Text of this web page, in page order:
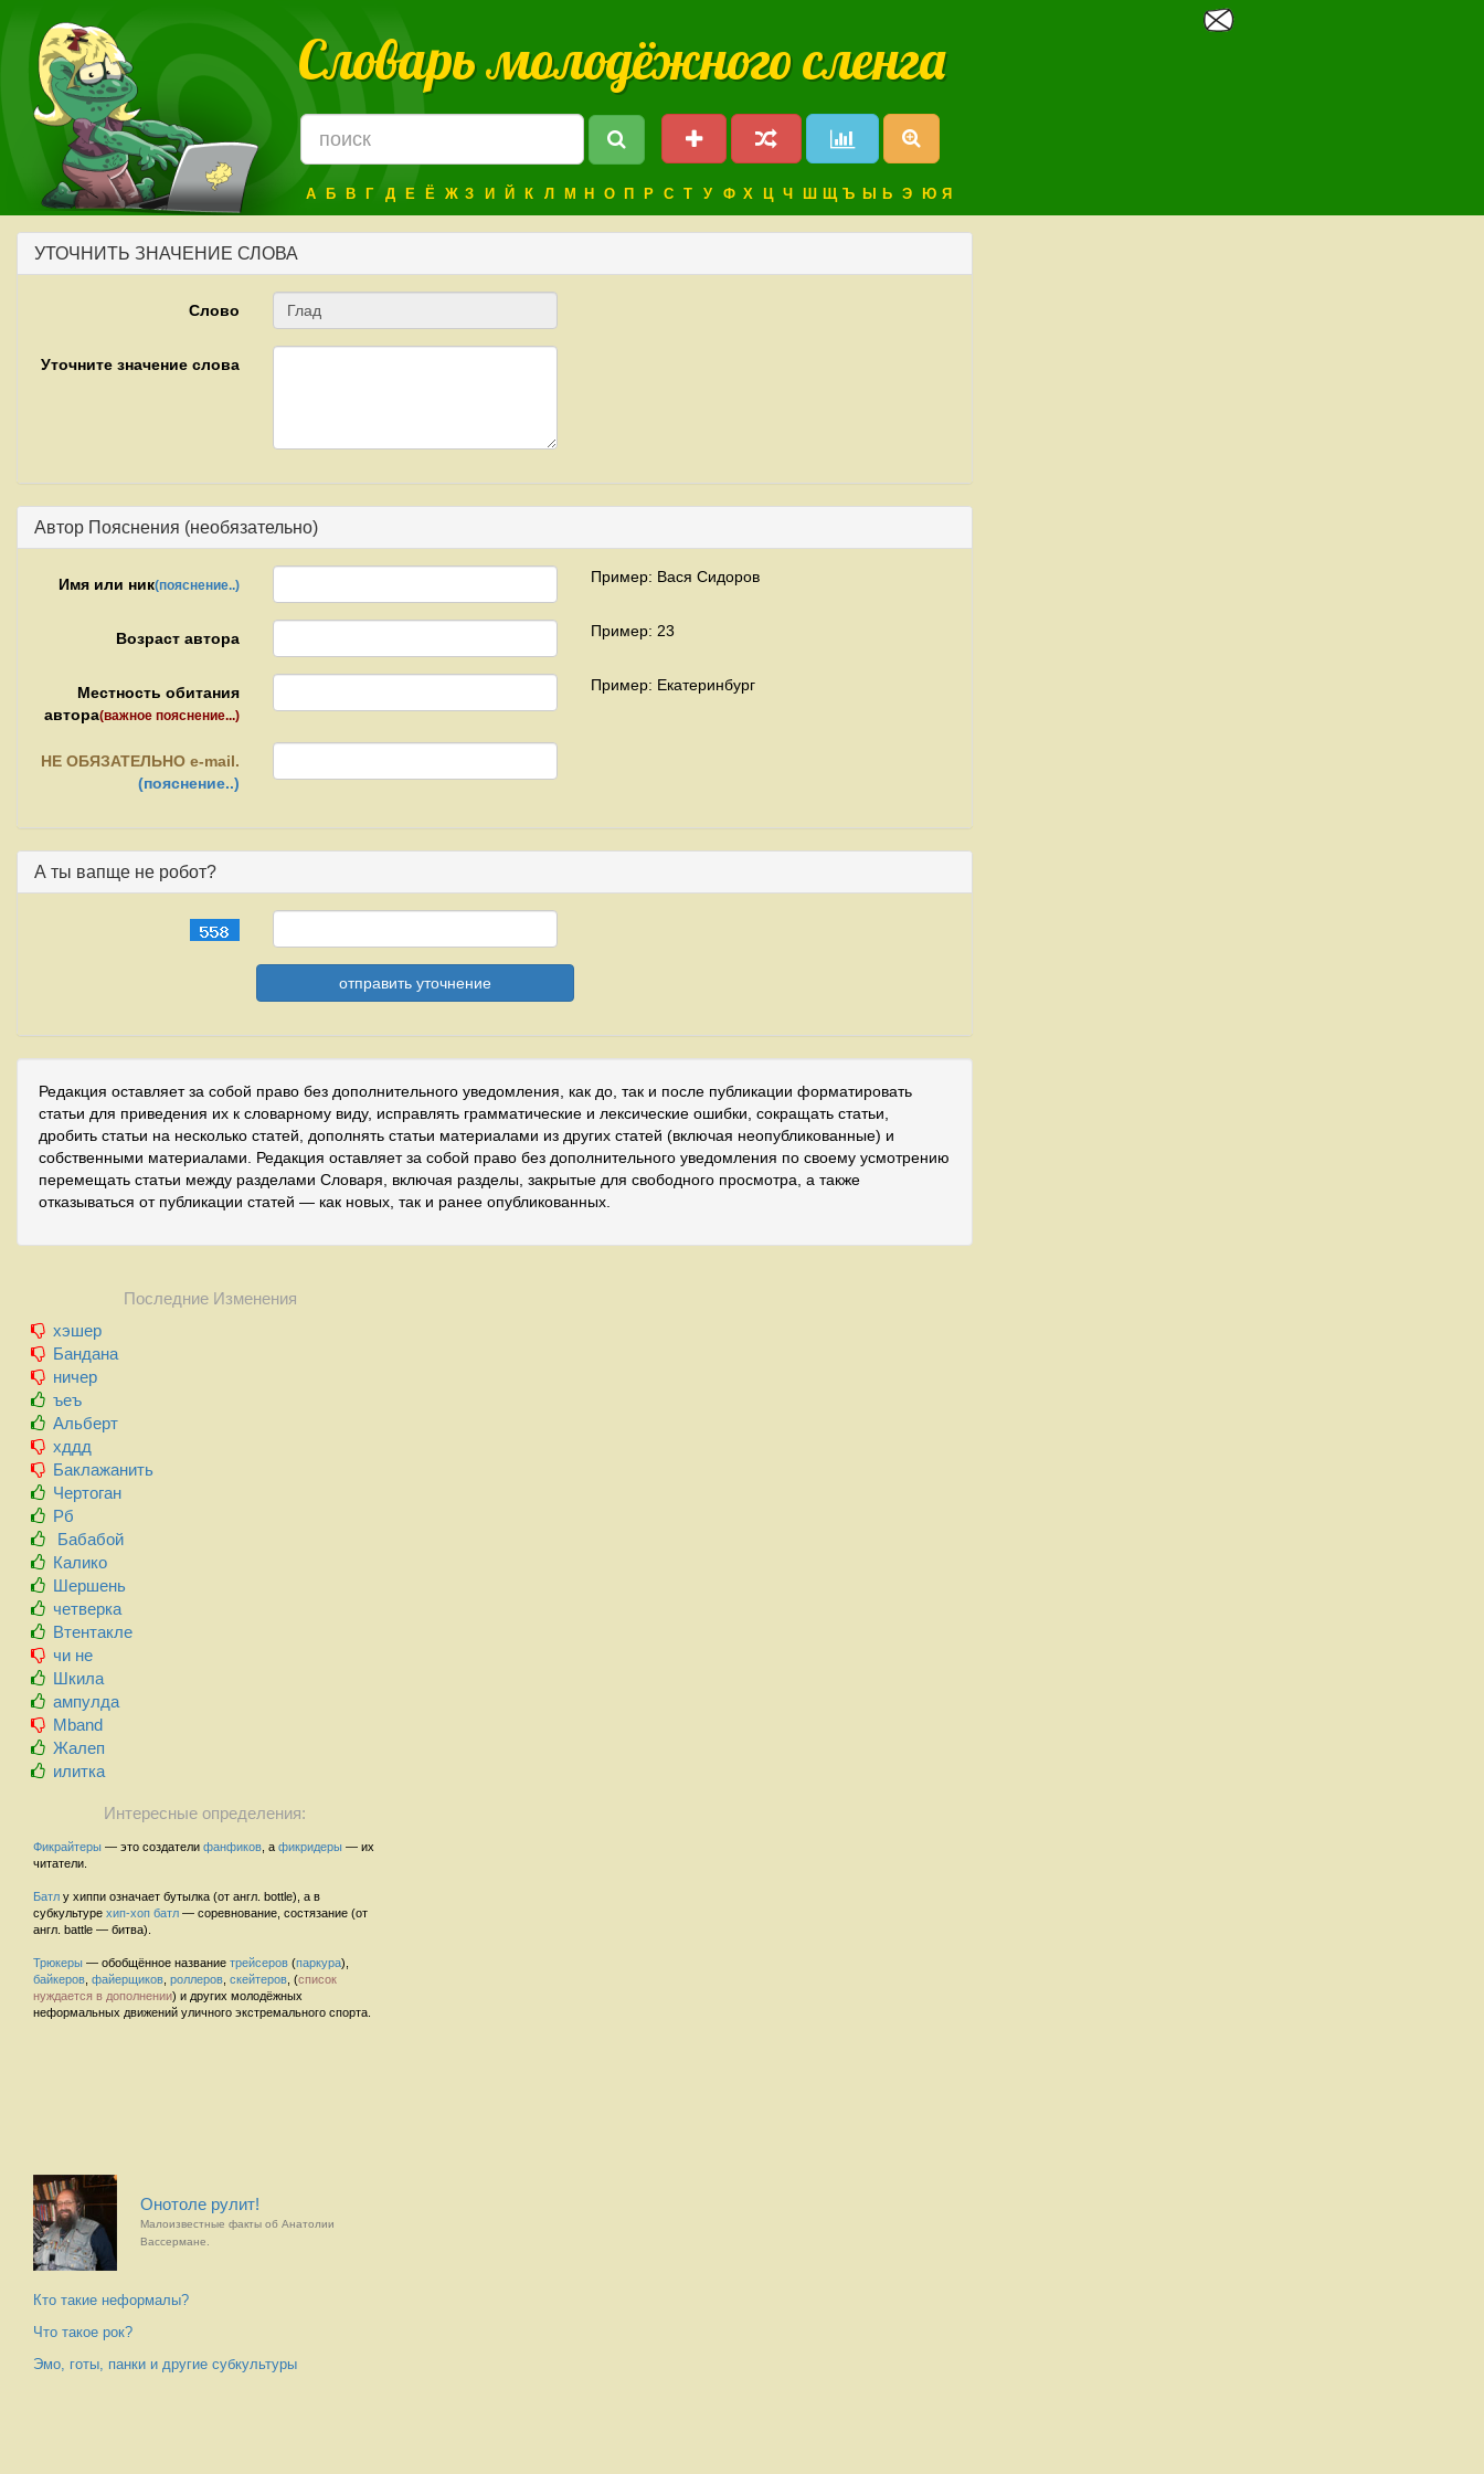
Словарь молодёжного сленга
А Б В Г Д Е Ё Ж З И Й К Л М Н О П Р С Т У Ф Х Ц Ч Ш Щ Ъ Ы Ь Э Ю Я
УТОЧНИТЬ ЗНАЧЕНИЕ СЛОВА
Слово
Уточните значение слова
Автор Пояснения (необязательно)
Имя или ник(пояснение..) Пример: Вася Сидоров
Возраст автора Пример: 23
Местность обитания
автора(важное пояснение...)
Пример: Екатеринбург
НЕ ОБЯЗАТЕЛЬНО e-mail.
(пояснение..)
А ты вапще не робот?
Редакция оставляет за собой право без дополнительного уведомления, как до, так и после публикации форматировать
статьи для приведения их к словарному виду, исправлять грамматические и лексические ошибки, сокращать статьи,
дробить статьи на несколько статей, дополнять статьи материалами из других статей (включая неопубликованные) и
собственными материалами. Редакция оставляет за собой право без дополнительного уведомления по своему усмотрению
перемещать статьи между разделами Словаря, включая разделы, закрытые для свободного просмотра, а также
отказываться от публикации статей — как новых, так и ранее опубликованных.
Последние Изменения
хэшер
Бандана
ничер
ъеъ
Альберт
хддд
Баклажанить
Чертоган
Рб
Бабабой
Калико
Шершень
четверка
Втентакле
чи не
Шкила
ампулда
Mband
Жалеп
илитка
Интересные определения:
Фикрайтеры — это создатели фанфиков , а фикридеры — их
читатели.
Батл у хиппи означает бутылка (от англ. bottle), а в
субкультуре хип-хоп батл — соревнование, состязание (от
англ. battle — битва).
Трюкеры — обобщённое название трейсеров (паркура),
байкеров файерщиков роллеров скейтеров , (список
нуждается в дополнении) и других молодёжных
неформальных движений уличного экстремального спорта.
Онотоле рулит!
Малоизвестные факты об Анатолии
Вассермане.
Кто такие неформалы?
Что такое рок?
Эмо, готы, панки и другие субкультуры